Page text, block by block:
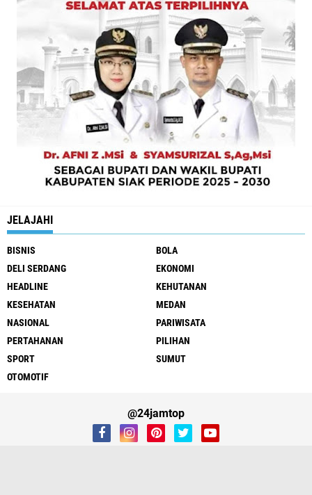
JELAJAHI
BISNIS
BOLA
DELI SERDANG
EKONOMI
HEADLINE
KEHUTANAN
KESEHATAN
MEDAN
NASIONAL
PARIWISATA
PERTAHANAN
PILIHAN
SPORT
SUMUT
OTOMOTIF
@24jamtop